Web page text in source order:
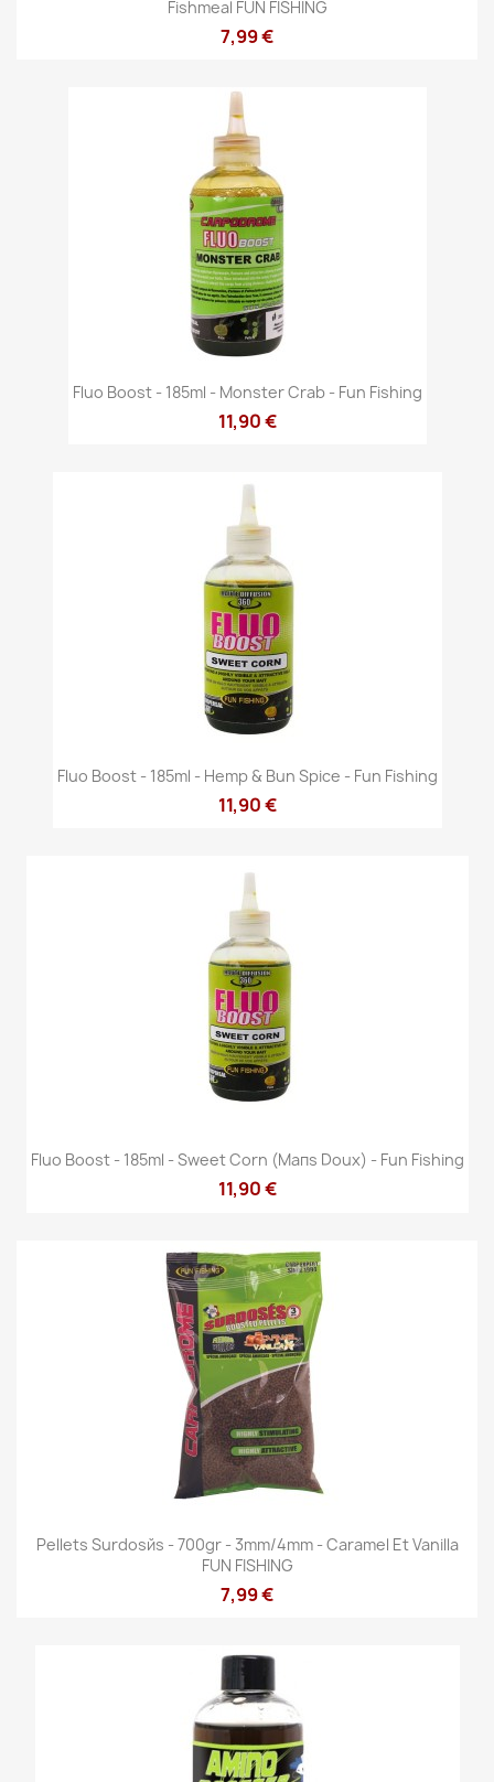
Fishmeal FUN FISHING
7,99 €
Fluo Boost - 185ml - Monster Crab - Fun Fishing
11,90 €
Fluo Boost - 185ml - Hemp & Bun Spice - Fun Fishing
11,90 €
Fluo Boost - 185ml - Sweet Corn (Maпs Doux) - Fun Fishing
11,90 €
Pellets Surdosйs - 700gr - 3mm/4mm - Caramel Et Vanilla
FUN FISHING
7,99 €